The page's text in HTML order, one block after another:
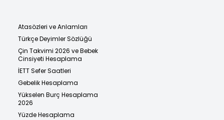
Atasözleri ve Anlamları
Türkçe Deyimler Sözlüğü
Çin Takvimi 2026 ve Bebek
Cinsiyeti Hesaplama
İETT Sefer Saatleri
Gebelik Hesaplama
Yükselen Burç Hesaplama
2026
Yüzde Hesaplama